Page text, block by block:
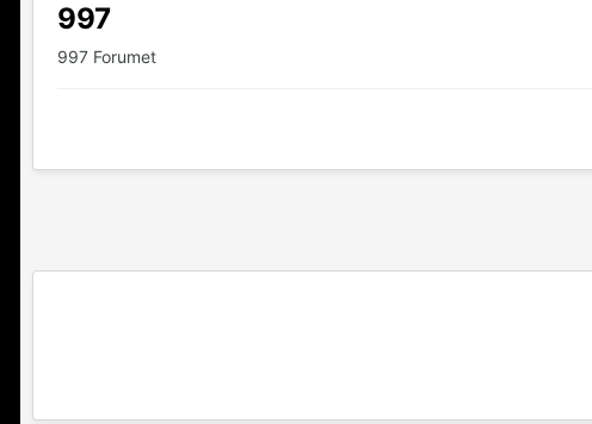
997
997 Forumet